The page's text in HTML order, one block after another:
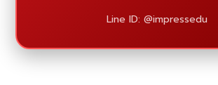
Line ID: @impressedu